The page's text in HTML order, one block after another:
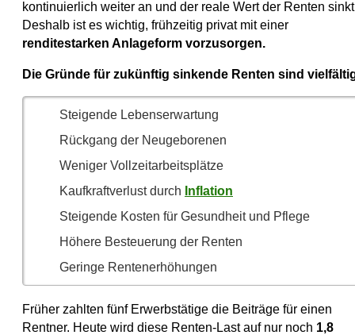
kontinuierlich weiter an und der reale Wert der Renten
Deshalb ist es wichtig, frühzeitig privat mit einer
renditestarken Anlageform vorzusorgen.
Die Gründe für zukünftig sinkende Renten sind
Steigende Lebenserwartung
Rückgang der Neugeborenen
Weniger Vollzeitarbeitsplätze
Kaufkraftverlust durch Inflation
Steigende Kosten für Gesundheit und Pflege
Höhere Besteuerung der Renten
Geringe Rentenerhöhungen
Früher zahlten fünf Erwerbstätige die Beiträge für einen
Rentner. Heute wird diese Renten-Last auf nur noch 1,8